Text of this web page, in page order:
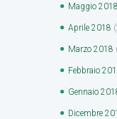
Maggio 2018
Aprile 2018
Marzo 2018
Febbraio
Gennaio
Dicembre